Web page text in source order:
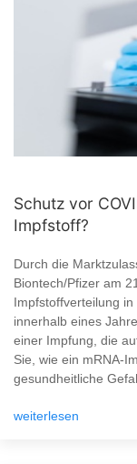
Schutz vor
Impfstoff?
Durch die
Biontech/Pfizer am
Impfstoffverteilung
innerhalb eines
einer Impfung, die
Sie, wie ein mRNA-
gesundheitliche
weiterlesen